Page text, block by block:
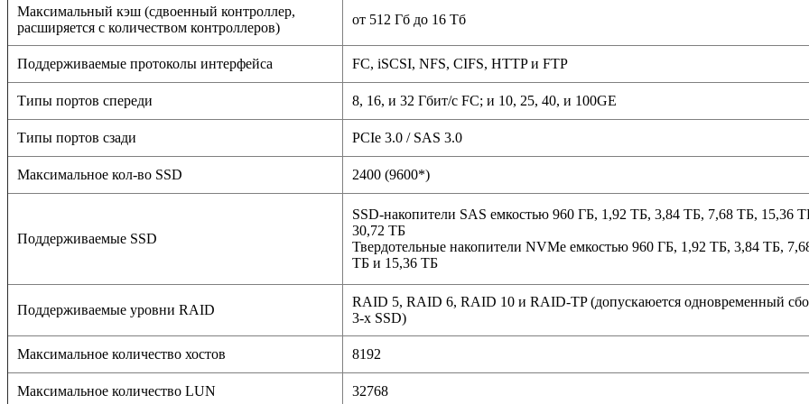
Максимальный кэш (сдвоенный контроллер,
расширяется с количеством контроллеров)
от 512 Гб до 16 Тб
Поддерживаемые протоколы интерфейса FC, iSCSI, NFS, CIFS, HTTP и FTP
Типы портов спереди 8, 16, и 32 Гбит/с FC; и 10, 25, 40, и 100GE
Типы портов сзади PCIe 3.0 / SAS 3.0
Максимальное кол-во SSD 2400 (9600*)
Поддерживаемые SSD
SSD-накопители SAS емкостью 960 ГБ, 1,92 ТБ, 3,84 ТБ, 7,68 ТБ, 15,36
30,72 ТБ
Твердотельные накопители NVMe емкостью 960 ГБ, 1,92 ТБ, 3,84 ТБ,
ТБ и 15,36 ТБ
Поддерживаемые уровни RAID
RAID 5, RAID 6, RAID 10 и RAID-TP (допускаюется одновременный
3-х SSD)
Максимальное количество хостов 8192
Максимальное количество LUN 32768